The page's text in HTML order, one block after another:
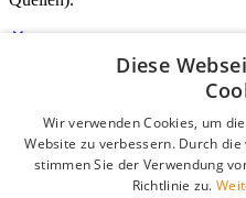
Login für Unternehmen
E-Mail*
Passwort
Diese
Wir verwenden Cookies, um
Website zu verbessern. Durch
stimmen Sie der Verwendung
Richtlinie zu.